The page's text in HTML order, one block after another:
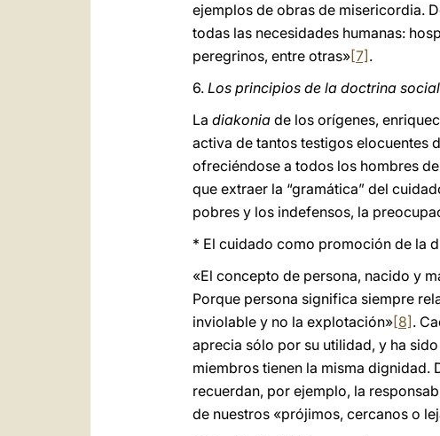
ejemplos de obras de misericordia.
todas las necesidades humanas:
peregrinos, entre otras»[7] .
6. Los principios de la doctrina
La diakonia de los orígenes,
activa de tantos testigos elocuentes
ofreciéndose a todos los hombres
que extraer la “gramática” del
pobres y los indefensos, la
* El cuidado como promoción de la
«El concepto de persona, nacido y
Porque persona significa siempre
inviolable y no la explotación»[8] .
aprecia sólo por su utilidad, y ha
miembros tienen la misma dignidad.
recuerdan, por ejemplo, la
de nuestros «prójimos, cercanos o